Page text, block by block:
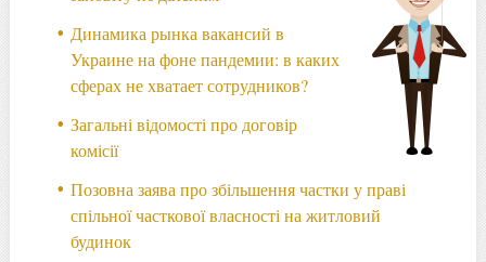
Динамика рынка вакансий в
Украине на фоне пандемии: в каких
сферах не хватает сотрудников?
Загальні відомості про договір
комісії
Позовна заява про збільшення частки у праві
спільної часткової власності на житловий
будинок